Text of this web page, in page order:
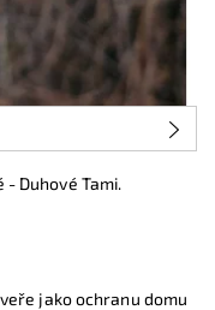
- Duhové Tami.
jako ochranu domu